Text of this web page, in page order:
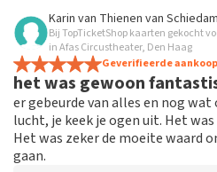
Beoordeling van Eli Tegelaar over
Alles werkt
Alles werkte naar behoren.
Karin van Thienen van Schiedam
Bij TopTicketShop kaarten gekocht
in Afas Circustheater, Den Haag
Geverifieerde aankoop
het was gewoon
er gebeurde van alles en nog
lucht, je keek je ogen uit. Het
Het was zeker de moeite waard
gaan.